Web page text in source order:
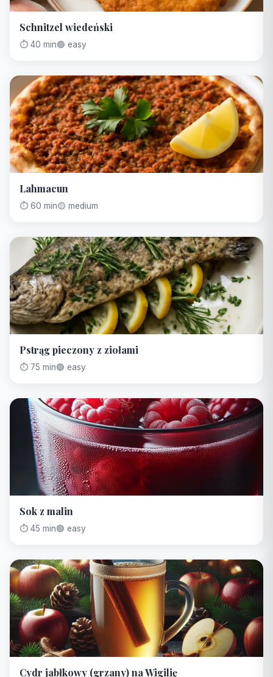
Schnitzel wiedeński
⏱️ 40 min🟢 easy
Lahmacun
⏱️ 60 min🟡 medium
Pstrąg pieczony z ziołami
⏱️ 75 min🟢 easy
Sok z malin
⏱️ 45 min🟢 easy
Cydr jabłkowy (grzany) na Wigilię